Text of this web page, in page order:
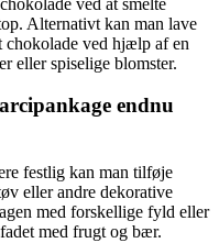
Alternativt kan man lave
chokolade ved hjælp af en
eller spiselige blomster.
endnu
festlig kan man tilføje
eller andre dekorative
med forskellige fyld eller
med frugt og bær.